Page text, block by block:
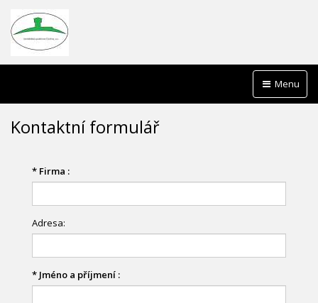
Menu
Kontaktní formulář
* Firma :
Adresa:
* Jméno a příjmení :